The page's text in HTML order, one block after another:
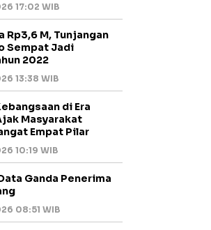
17:02 WIB
Rp3,6 M, Tunjangan
Sempat Jadi
2022
13:38 WIB
di Era
Masyarakat
Empat Pilar
10:19 WIB
Ganda Penerima
08:51 WIB